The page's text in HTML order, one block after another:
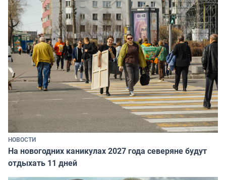
НОВОСТИ
На новогодних каникулах 2027 года северяне будут
отдыхать 11 дней